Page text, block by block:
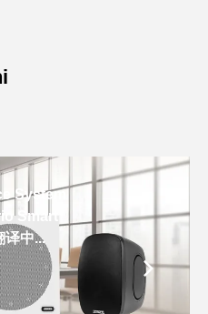
persidangan DSPPA.
System
Smart
中...